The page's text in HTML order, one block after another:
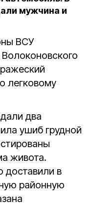
мужчина и
ВСУ
легковому
два
ушиб грудной
живота.
доставили в
районную